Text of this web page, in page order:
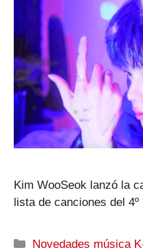
Kim WooSeok lanzó la
lista de canciones del
Categorías
Novedades música